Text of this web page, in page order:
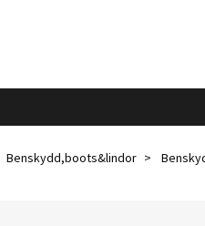
Benskydd,boots&lindor